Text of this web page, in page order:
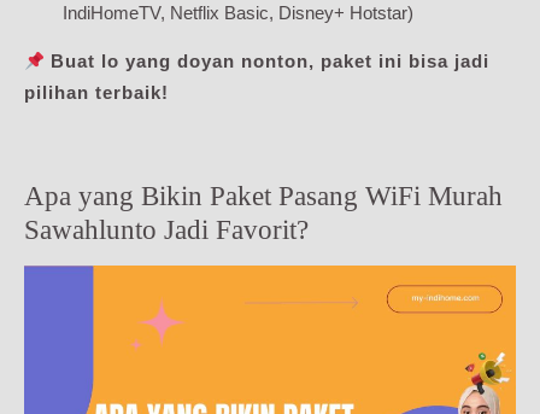
IndiHomeTV, Netflix Basic, Disney+ Hotstar)
Buat lo yang doyan nonton, paket ini bisa jadi
pilihan terbaik!
Apa yang Bikin Paket Pasang WiFi Murah
Sawahlunto Jadi Favorit?